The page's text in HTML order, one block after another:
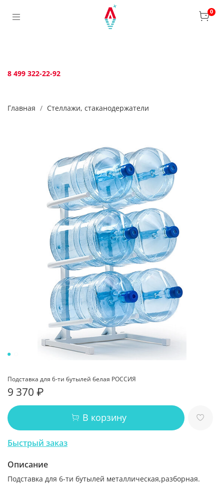
0
Главная Стеллажи, стаканодержатели
Подставка для 6-ти бутылей белая РОССИЯ
9 370 ₽
В корзину
Быстрый заказ
Описание
Подставка для 6-ти бутылей металлическая,разборная.
8 499 322-22-92